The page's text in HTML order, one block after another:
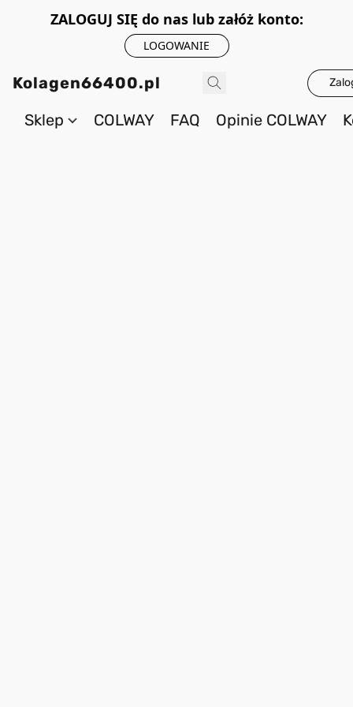
ZALOGUJ SIĘ do nas lub załóż konto:
LOGOWANIE
Kolagen66400.pl
Sklep COLWAY FAQ Opinie COLWAY